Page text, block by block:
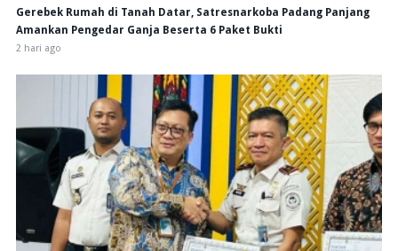
Gerebek Rumah di Tanah Datar, Satresnarkoba Padang Panjang
Amankan Pengedar Ganja Beserta 6 Paket Bukti
2 hari ago